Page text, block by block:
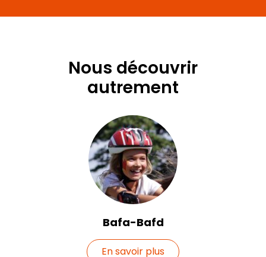
Nous découvrir
autrement
Bafa-Bafd
En savoir plus